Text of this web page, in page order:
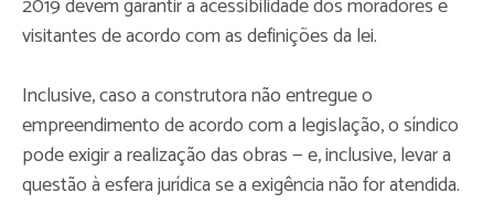
visitantes de acordo com as definições da lei.
Inclusive, caso a construtora não entregue o
empreendimento de acordo com a legislação, o síndico
pode exigir a realização das obras — e, inclusive, levar a
questão à esfera jurídica se a exigência não for atendida.